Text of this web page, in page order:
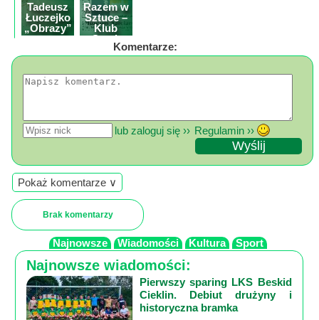
Tadeusz
Łuczejko
„Obrazy”
wystawa
Razem w
Sztuce –
Klub
Sztuk
Wielu z
Tarnowca
Komentarze:
lub zaloguj się ›› Regulamin ››
Pokaż komentarze ∨
Brak komentarzy
Najnowsze Wiadomości Kultura Sport
Najnowsze wiadomości:
Pierwszy sparing LKS Beskid
Cieklin. Debiut drużyny i
historyczna bramka